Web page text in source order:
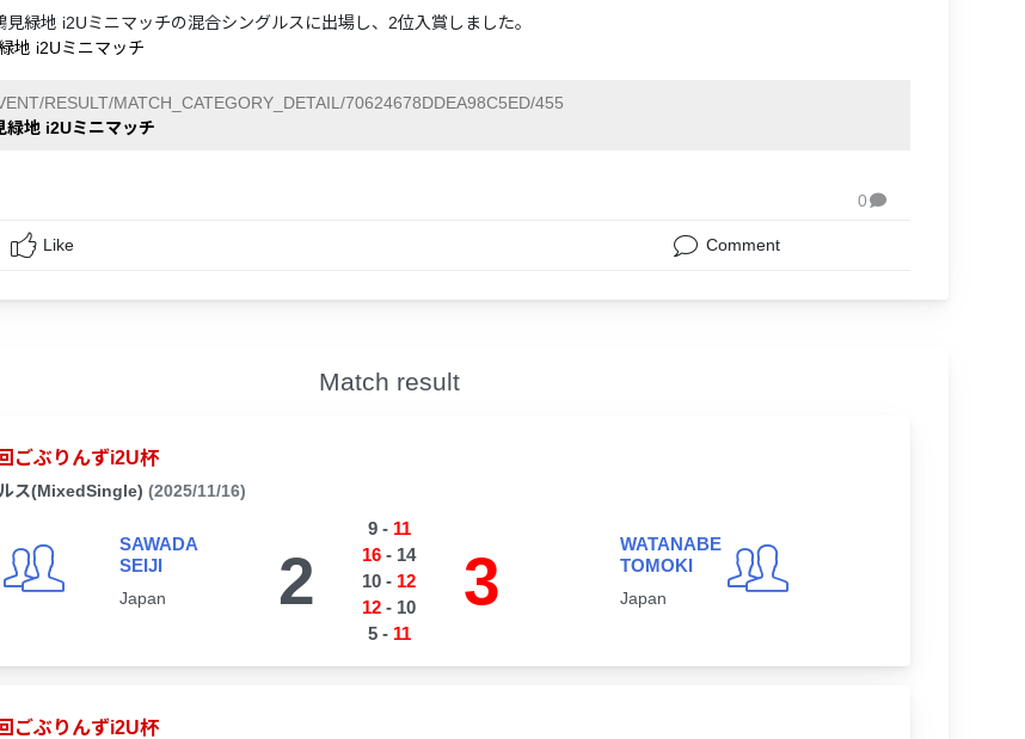
緑地 i2Uミニマッチの混合シングルスに出場し、2位入賞しました。
地 i2Uミニマッチ
RESULT/MATCH_CATEGORY_DETAIL/70624678DDEA98C5ED/455
緑地 i2Uミニマッチ
0
Like Comment
Match result
ごぶりんずi2U杯
ス(MixedSingle) (2025/11/16)
SAWADA
SEIJI
Japan 2
9- 11
16 - 14
10 - 12
12 - 10
5- 11
3
WATANABE
TOMOKI
Japan
ごぶりんずi2U杯